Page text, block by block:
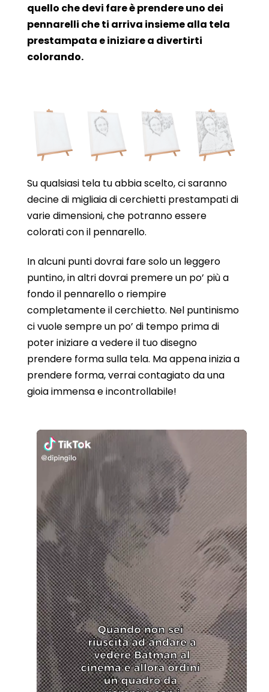
quello che devi fare è prendere uno dei
pennarelli che ti arriva insieme alla tela
prestampata e iniziare a divertirti
colorando.
Su qualsiasi tela tu abbia scelto, ci saranno
decine di migliaia di cerchietti prestampati di
varie dimensioni, che potranno essere
colorati con il pennarello.
In alcuni punti dovrai fare solo un leggero
puntino, in altri dovrai premere un po’ più a
fondo il pennarello o riempire
completamente il cerchietto. Nel puntinismo
ci vuole sempre un po’ di tempo prima di
poter iniziare a vedere il tuo disegno
prendere forma sulla tela. Ma appena inizia a
prendere forma, verrai contagiato da una
gioia immensa e incontrollabile!